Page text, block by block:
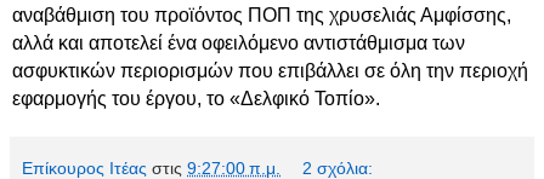
αναβάθμιση του προϊόντος ΠΟΠ της χρυσελιάς Αμφίσσης,
αλλά και αποτελεί ένα οφειλόμενο αντιστάθμισμα των
ασφυκτικών περιορισμών που επιβάλλει σε όλη την περιοχή
εφαρμογής του έργου, το «Δελφικό Τοπίο».
Επίκουρος Ιτέας στις 9:27:00 π.μ. 2 σχόλια: